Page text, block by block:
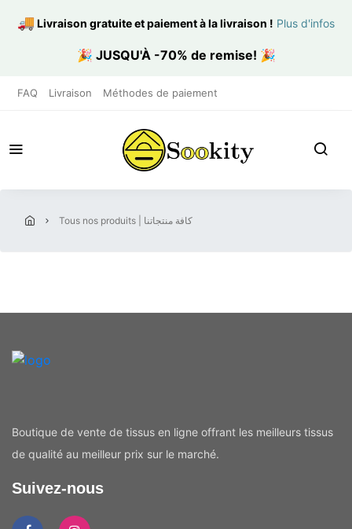
🚚 Livraison gratuite et paiement à la livraison ! Plus d'infos
🎉 JUSQU'À -70% de remise! 🎉
FAQ Livraison Méthodes de paiement
tous nos produits | كافة منتجاتنا
Boutique de vente de tissus en ligne offrant les meilleurs tissus
de qualité au meilleur prix sur le marché.
Suivez-nous